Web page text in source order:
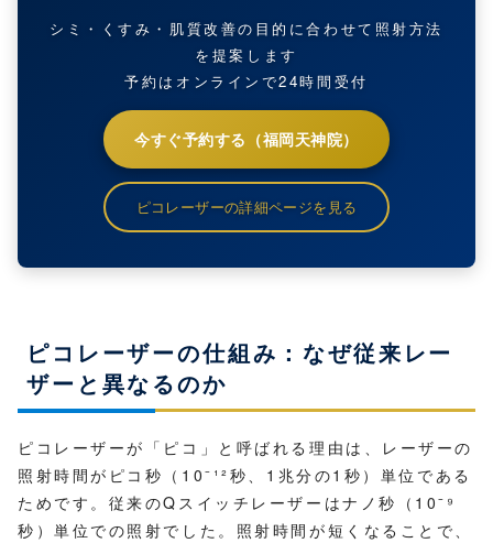
シミ・くすみ・肌質改善の目的に合わせて照射方法
を提案します
予約はオンラインで24時間受付
今すぐ予約する（福岡天神院）
ピコレーザーの詳細ページを見る
ピコレーザーの仕組み：なぜ従来レー
ザーと異なるのか
ピコレーザーが「ピコ」と呼ばれる理由は、レーザーの
照射時間がピコ秒（10⁻¹²秒、1兆分の1秒）単位である
ためです。従来のQスイッチレーザーはナノ秒（10⁻⁹
秒）単位での照射でした。照射時間が短くなることで、